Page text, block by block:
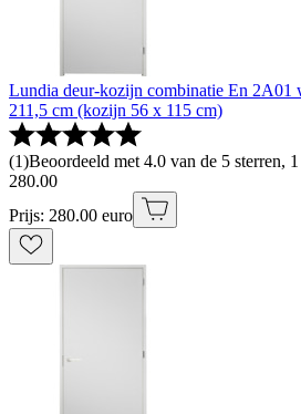
Lundia deur-kozijn combinatie En 2A01
211,5 cm (kozijn 56 x 115 cm)
(1)Beoordeeld met 4.0 van de 5 sterren,
280.00
Prijs: 280.00 euro